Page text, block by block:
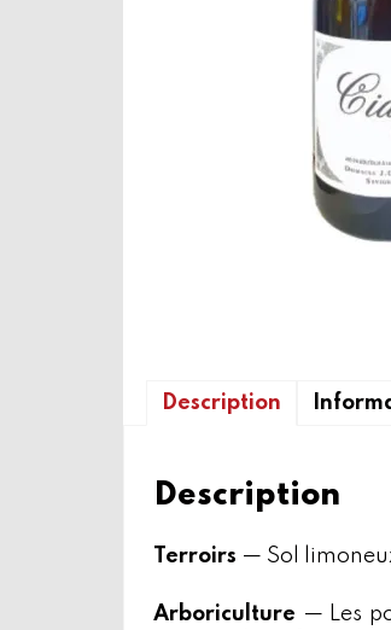
Description
Description
Terroirs — Sol
Arboriculture — Les